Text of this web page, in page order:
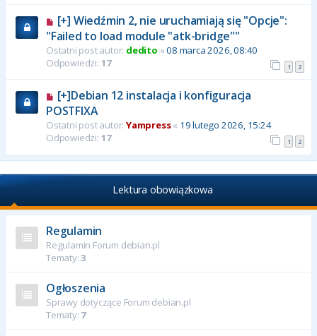
[+] Wiedźmin 2, nie uruchamiają się "Opcje":
"Failed to load module "atk-bridge""
Ostatni post autor: dedito «08 marca 2026, 08:40
Odpowiedzi: 17 1 2
[+]Debian 12 instalacja i konfiguracja
POSTFIXA
Ostatni post autor: Yampress« 19 lutego 2026, 15:24
Odpowiedzi: 17 1 2
Lektura obowiązkowa
Regulamin
Regulamin Forum debian.pl
Tematy:3
Ogłoszenia
Sprawy dotyczące Forum debian.pl
Tematy: 7